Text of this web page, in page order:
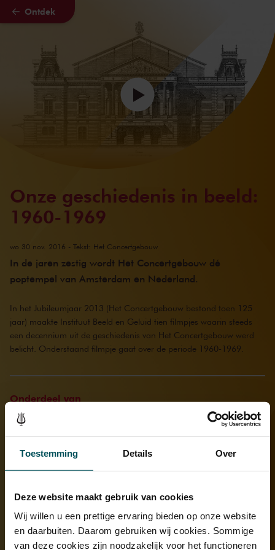
Toestemming Details Over
Deze website maakt gebruik van cookies
Wij willen u een prettige ervaring bieden op onze website
en daarbuiten. Daarom gebruiken wij cookies. Sommige
van deze cookies zijn noodzakelijk voor het functioneren
Naar hoofdcontent
Ontdek
Onze geschiedenis in beeld:
1960-1969
wo 30 nov. 2016 - Tekst: Het Concertgebouw
In de jaren zestig wordt Het Concertgebouw dé
poptempel van Amsterdam en Nederland.
In het Jubileumjaar 2013 (Het Concertgebouw bestond toen 125
jaar) maakte Instituut Beeld en Geluid tien filmpjes waarin steeds
een decennium uit de geschiedenis van Het Concertgebouw werd
belicht. Onderstaand filmpje gaat over de periode 1960-1969.
Onderdeel van
Bekijk ook eens
Toen: 1961
Ontmoet de musici